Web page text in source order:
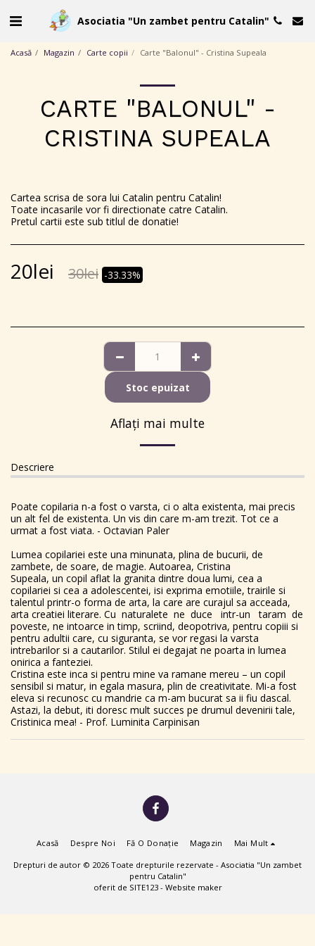
Asociatia "Un zambet pentru Catalin"
Acasă Magazin Carte copii Carte "Balonul" - Cristina Supeala
CARTE "BALONUL" -
CRISTINA SUPEALA
Cartea scrisa de sora lui Catalin pentru Catalin!
Toate incasarile vor fi directionate catre Catalin.
Pretul cartii este sub titlul de donatie!
20lei 30lei -33.33%
Stoc epuizat
Aflați mai multe
Descriere
Poate copilaria n-a fost o varsta, ci o alta existenta, mai precis
un alt fel de existenta. Un vis din care m-am trezit. Tot ce a
urmat a fost viata. - Octavian Paler
Lumea copilariei este una minunata, plina de bucurii, de
zambete, de soare, de magie. Autoarea, Cristina
Supeala, un copil aflat la granita dintre doua lumi, cea a
copilariei si cea a adolescentei, isi exprima emotiile, trairile si
talentul printr-o forma de arta, la care are curajul sa acceada,
arta creatiei literare. Cu naturalete ne duce intr-un taram de
poveste, ne intoarce in timp, scriind, deopotriva, pentru copiii si
pentru adultii care, cu siguranta, se vor regasi la varsta
intrebarilor si a cautarilor. Stilul ei degajat ne poarta in lumea
onirica a fanteziei.
Cristina este inca si pentru mine va ramane mereu – un copil
sensibil si matur, in egala masura, plin de creativitate. Mi-a fost
eleva si recunosc cu mandrie ca m-am bucurat sa ii fiu dascal.
Astazi, la debut, iti doresc mult succes pe drumul devenirii tale,
Cristinica mea! - Prof. Luminita Carpinisan
Acasă Despre Noi Fă O Donație Magazin Mai Mult
Drepturi de autor © 2026 Toate drepturile rezervate - Asociatia "Un zambet
pentru Catalin"
oferit de SITE123- Website maker